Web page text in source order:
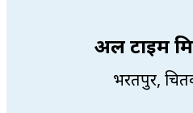
अल टाइम
भरतपुर,